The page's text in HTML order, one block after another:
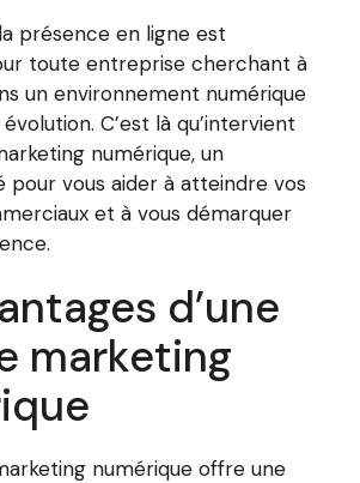
présence en ligne est
toute entreprise cherchant à
un environnement numérique
C’est là qu’intervient
numérique, un
pour vous aider à atteindre vos
et à vous démarquer
d’une
marketing
numérique offre une